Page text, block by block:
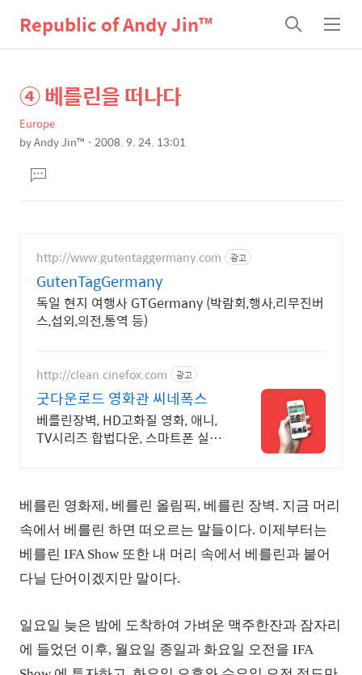
Republic of Andy Jin™
검
색
메
뉴
상
세
컨
텐
츠
본
문
제
목
④ 베를린을 떠나다
Europe
byAndy Jin™ 2008. 9. 24. 13:01
문댓
글
http://www.gutentaggermany.com 광고
GutenTagGermany
독일 현지 여행사 GTGermany (박람회,행사,리무진버
스,섭외,의전,통역 등)
http://clean.cinefox.com 광고
굿다운로드 영화관 씨네폭스
베를린장벽, HD고화질 영화, 애니,
TV시리즈 합법다운, 스마트폰 실시
베를린 영화제, 베를린 올림픽, 베를린 장벽. 지금 머리
속에서 베를린 하면 떠오르는 말들이다. 이제부터는
베를린 IFA Show 또한 내 머리 속에서 베를린과 붙어
다닐 단어이겠지만 말이다.
일요일 늦은 밤에 도착하여 가벼운 맥주한잔과 잠자리
에 들었던 이후, 월요일 종일과 화요일 오전을 IFA